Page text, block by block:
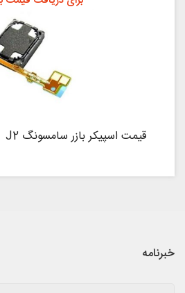
قیمت اسپیکر بازر سامسونگ J2
خبرنامه